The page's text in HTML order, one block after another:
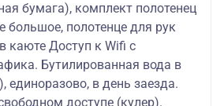
бумага), комплект полотенец
большое, полотенце для рук
каюте Доступ к Wifi с
Бутилированная вода в
единоразово, в день заезда.
доступе (кулер).